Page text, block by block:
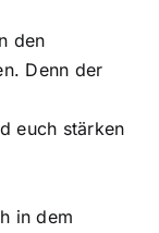
den
Denn der
euch stärken
in dem